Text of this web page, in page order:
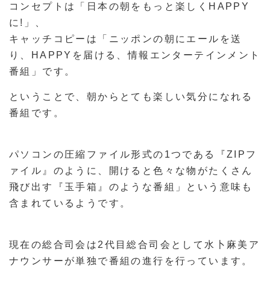
コンセプトは
「日本の朝をもっと楽しくHAPPY
に!」
キャッチコピーは
「ニッポンの朝にエールを送
り、HAPPYを届ける、情報エンターテインメント
番組」 です。
ということで、朝からとても楽しい気分になれる
番組です。
パソコンの圧縮ファイル形式の1つである『ZIPフ
ァイル』のように、開けると色々な物がたくさん
飛び出す『玉手箱』のような番組」という意味も
含まれているようです。
現在の総合司会は2代目総合司会として水卜麻美ア
ナウンサーが単独で番組の進行を行っています。